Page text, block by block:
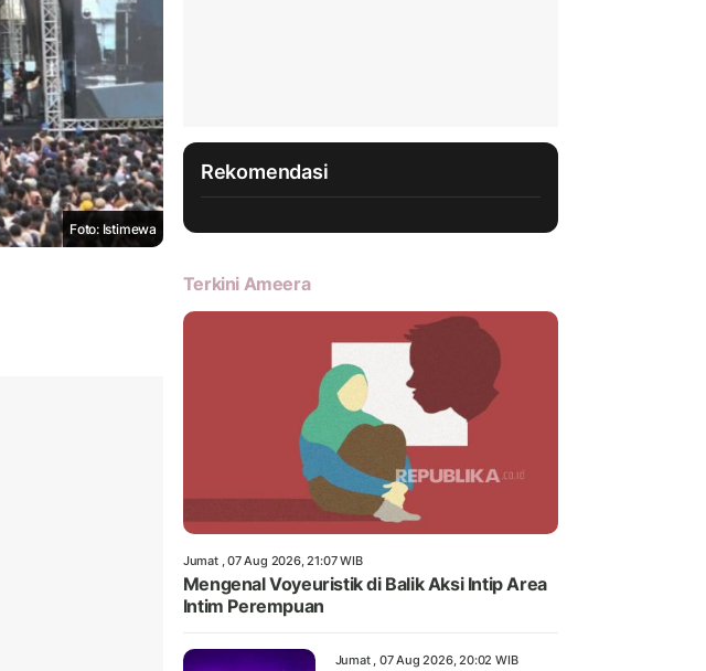
Foto: Istimewa
Rekomendasi
Terkini Ameera
Jumat , 07 Aug 2026, 21:07 WIB
Mengenal Voyeuristik di Balik Aksi Intip Area
Intim Perempuan
Jumat , 07 Aug 2026, 20:02 WIB